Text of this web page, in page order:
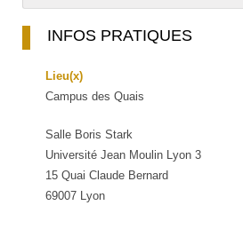
INFOS PRATIQUES
Lieu(x)
Campus des Quais
Salle Boris Stark
Université Jean Moulin Lyon 3
15 Quai Claude Bernard
69007 Lyon